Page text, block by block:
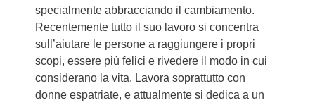
specialmente abbracciando il cambiamento.
Recentemente tutto il suo lavoro si concentra
sull’aiutare le persone a raggiungere i propri
scopi, essere più felici e rivedere il modo in cui
considerano la vita. Lavora soprattutto con
donne espatriate, e attualmente si dedica a un